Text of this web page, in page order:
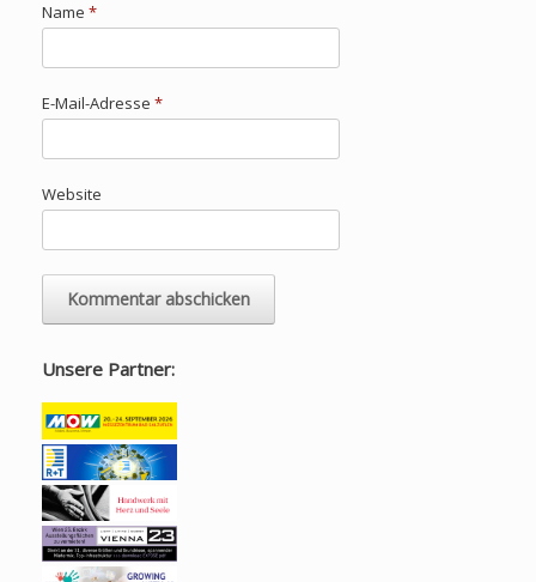
Name *
E-Mail-Adresse *
Website
Unsere Partner: